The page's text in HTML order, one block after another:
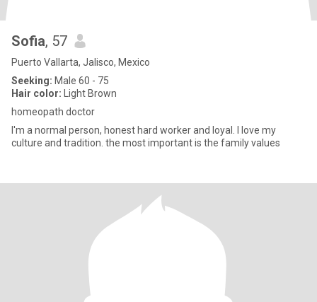
Sofia, 57
Puerto Vallarta, Jalisco, Mexico
Seeking: Male 60 - 75
Hair color: Light Brown
homeopath doctor
I'm a normal person, honest hard worker and loyal. I love my
culture and tradition. the most important is the family values